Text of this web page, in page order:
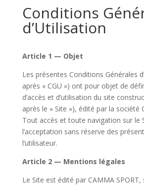
Conditions
d’Utilisation
Article 1 — Objet
Les présentes Conditions Générales
après « CGU ») ont pour objet de
d’accès et d’utilisation du site
après le « Site »), édité par la société
Tout accès et toute navigation sur le
l’acceptation sans réserve des
l’utilisateur.
Article 2 — Mentions légales
Le Site est édité par CAMMA